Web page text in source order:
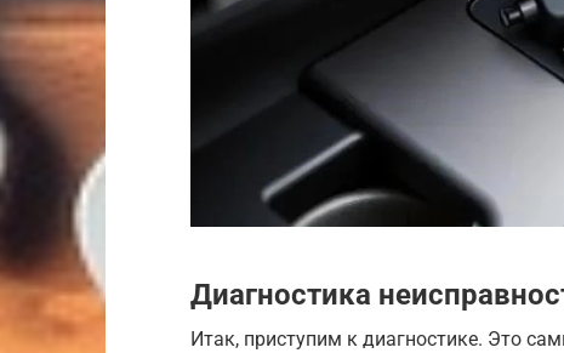
Диагностика
Итак, приступим к диагностике. Это